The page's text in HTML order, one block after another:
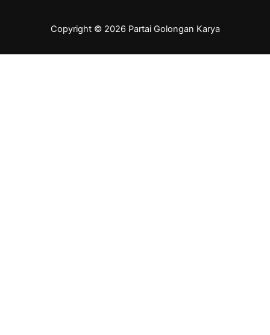
Copyright © 2026 Partai Golongan Karya